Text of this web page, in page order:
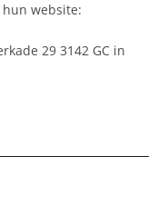
hun website:
29 3142 GC in